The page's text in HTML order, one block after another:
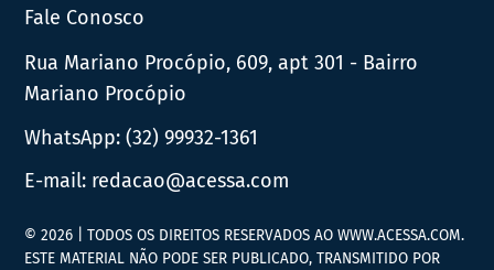
Fale Conosco
Rua Mariano Procópio, 609, apt 301 - Bairro
Mariano Procópio
WhatsApp:(32) 99932-1361
E-mail: redacao@acessa.com
© 2026 | TODOS OS DIREITOS RESERVADOS AO WWW.ACESSA.COM.
ESTE MATERIAL NÃO PODE SER PUBLICADO, TRANSMITIDO POR